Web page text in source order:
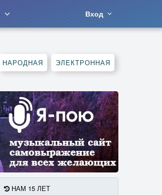
Вход
НАРОДНАЯ ЭЛЕКТРОННАЯ
НАМ 15 ЛЕТ